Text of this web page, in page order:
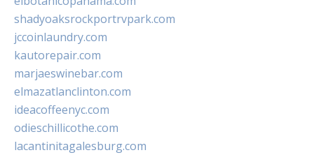
shadyoaksrockportrvpark.com
jccoinlaundry.com
kautorepair.com
marjaeswinebar.com
elmazatlanclinton.com
ideacoffeenyc.com
odieschillicothe.com
lacantinitagalesburg.com